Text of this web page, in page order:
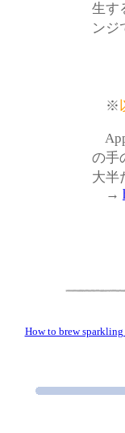
生す
ンジ
※
の手
大半
→
How to brew